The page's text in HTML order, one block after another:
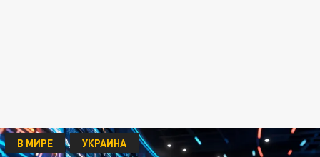
В МИРЕ УКРАИНА